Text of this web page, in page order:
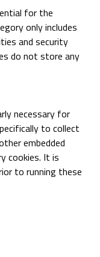
for the
only includes
and security
do not store any
necessary for
to collect
embedded
cookies. It is
to running these